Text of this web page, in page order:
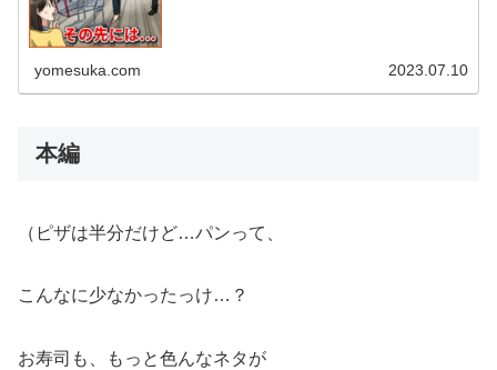
yomesuka.com 2023.07.10
本編
（ピザは半分だけど…パンって、
こんなに少なかったっけ…？
お寿司も、もっと色んなネタが